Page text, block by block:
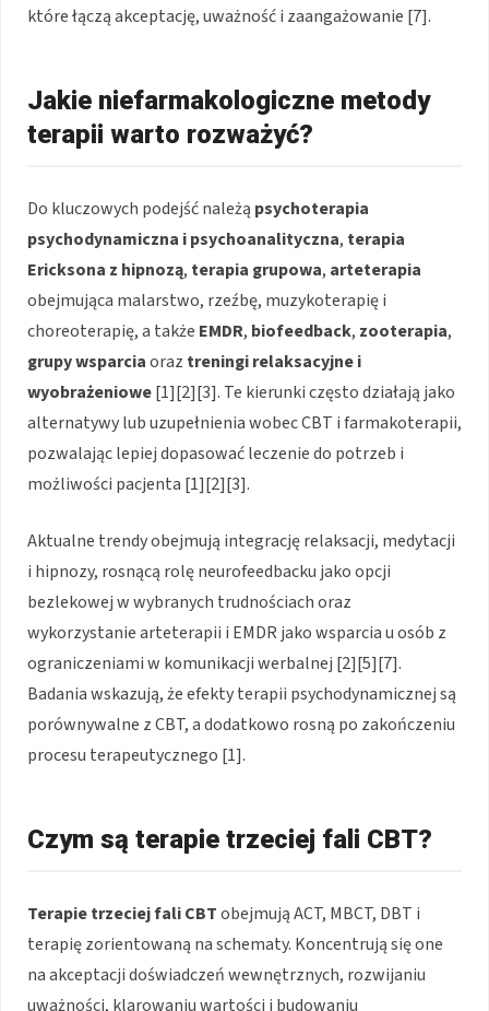
które łączą akceptację, uważność i zaangażowanie [7].
Jakie niefarmakologiczne metody
terapii warto rozważyć?
Do kluczowych podejść należą psychoterapia
psychodynamiczna i psychoanalityczna, terapia
Ericksona z hipnozą, terapia grupowa, arteterapia
obejmująca malarstwo, rzeźbę, muzykoterapię i
choreoterapię, a także EMDR, biofeedback, zooterapia,
grupy wsparciaoraz treningi relaksacyjne i
wyobrażeniowe[1][2][3]. Te kierunki często działają jako
alternatywy lub uzupełnienia wobec CBT i farmakoterapii,
pozwalając lepiej dopasować leczenie do potrzeb i
możliwości pacjenta [1][2][3].
Aktualne trendy obejmują integrację relaksacji, medytacji
i hipnozy, rosnącą rolę neurofeedbacku jako opcji
bezlekowej w wybranych trudnościach oraz
wykorzystanie arteterapii i EMDR jako wsparcia u osób z
ograniczeniami w komunikacji werbalnej [2][5][7].
Badania wskazują, że efekty terapii psychodynamicznej są
porównywalne z CBT, a dodatkowo rosną po zakończeniu
procesu terapeutycznego [1].
Czym są terapie trzeciej fali CBT?
Terapie trzeciej fali CBTobejmują ACT, MBCT, DBT i
terapię zorientowaną na schematy. Koncentrują się one
na akceptacji doświadczeń wewnętrznych, rozwijaniu
uważności, klarowaniu wartości i budowaniu